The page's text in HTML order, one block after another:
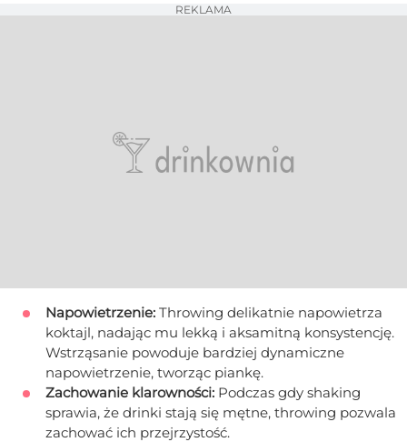
REKLAMA
Napowietrzenie: Throwing delikatnie napowietrza
koktajl, nadając mu lekką i aksamitną konsystencję.
Wstrząsanie powoduje bardziej dynamiczne
napowietrzenie, tworząc piankę.
Zachowanie klarowności: Podczas gdy shaking
sprawia, że drinki stają się mętne, throwing pozwala
zachować ich przejrzystość.